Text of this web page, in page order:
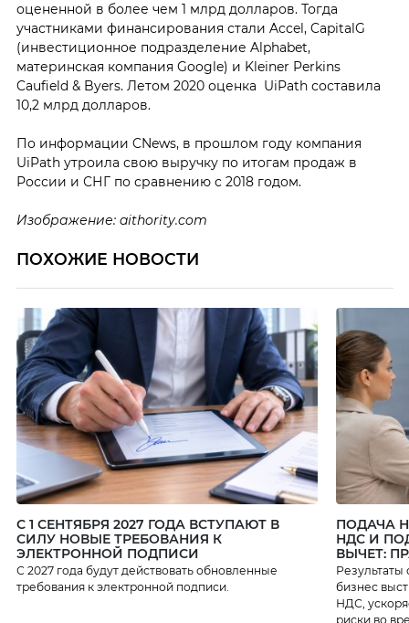
оцененной в более чем 1 млрд долларов. Тогда
участниками финансирования стали Accel, CapitalG
(инвестиционное подразделение Alphabet,
материнская компания Google) и Kleiner Perkins
Caufield & Byers. Летом 2020 оценка UiPath составила
10,2 млрд долларов.
По информации CNews, в прошлом году компания
UiPath утроила свою выручку по итогам продаж в
России и СНГ по сравнению с 2018 годом.
Изображение: aithority.com
ПОХОЖИЕ НОВОСТИ
С 1 СЕНТЯБРЯ 2027 ГОДА ВСТУПАЮТ В
СИЛУ НОВЫЕ ТРЕБОВАНИЯ К
ЭЛЕКТРОННОЙ ПОДПИСИ
С 2027 года будут действовать обновленные
требования к электронной подписи.
ПОДАЧА
НДС И
ВЫЧЕТ:
бизнес
НДС,
риски во